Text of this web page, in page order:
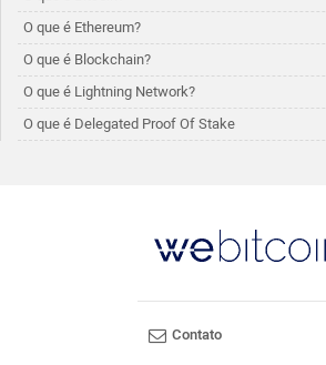
O que é Ethereum?
O que é Blockchain?
O que é Lightning Network?
O que é Delegated Proof Of Stake
Contato